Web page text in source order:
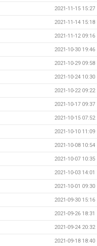
2021-11-15 15:27
2021-11-14 15:18
2021-11-12 09:16
2021-10-30 19:46
2021-10-29 09:58
2021-10-24 10:30
2021-10-22 09:22
2021-10-17 09:37
2021-10-15 07:52
2021-10-10 11:09
2021-10-08 10:54
2021-10-07 10:35
2021-10-03 14:01
2021-10-01 09:30
2021-09-30 15:16
2021-09-26 18:31
2021-09-24 20:32
2021-09-18 18:40